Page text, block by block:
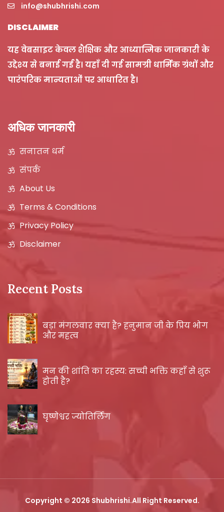
info@shubhrishi.com
DISCLAIMER
यह वेबसाइट केवल शैक्षिक और आध्यात्मिक जानकारी के
उद्देश्य से बनाई गई है। यहाँ दी गई सामग्री धार्मिक ग्रंथों और
पारंपरिक मान्यताओं पर आधारित है।
अधिक जानकारी
सनातन धर्म
संपर्क
About Us
Terms & Conditions
Privacy Policy
Disclaimer
Recent Posts
बड़ा मंगलवार क्या है? हनुमान जी के प्रिय भोग
और महत्व
मन की शांति का रहस्य: सच्ची भक्ति कहाँ से शुरू
होती है?
घृष्णेश्वर ज्योतिर्लिंग
Copyright © 2026 Shubhrishi.All Right Reserved.